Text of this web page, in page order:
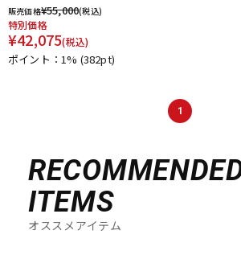
販売価格¥55,000(税込)
特別価格
¥42,075(税込)
ポイント：1% (382pt)
1
ITEMS
オススメアイテム